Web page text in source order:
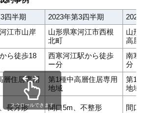
四半期 2023年第3四半期
江市山岸
山形県寒河江市西根
北町
山
高屋
ら徒歩18
西寒河江駅から徒歩
ー分
南
分
層住居専用
第1種中高層住居専用
地域
第1
地域
長方形 間口5m、不整形 間
スクロールできます